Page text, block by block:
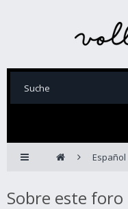
Español
Sobre este foro